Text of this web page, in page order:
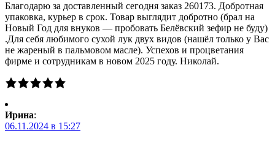
Благодарю за доставленный сегодня заказ 260173. Добротная
упаковка, курьер в срок. Товар выглядит добротно (брал на
Новый Год для внуков — пробовать Белёвский зефир не буду)
.Для себя любимого сухой лук двух видов (нашёл только у Вас
не жареный в пальмовом масле). Успехов и процветания
фирме и сотрудникам в новом 2025 году. Николай.
Ирина:
06.11.2024 в 15:27